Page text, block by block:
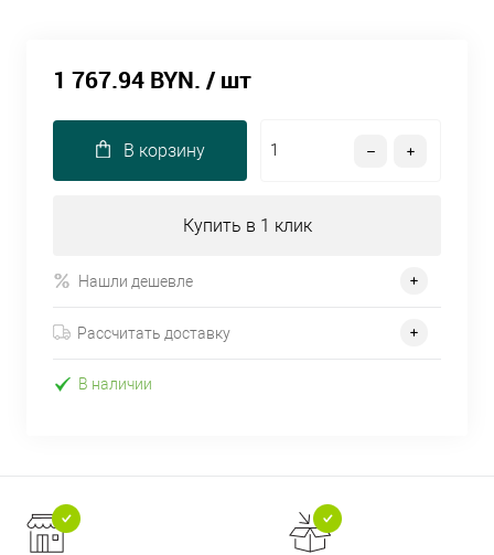
1 767.94 BYN. / шт
В корзину
Купить в 1 клик
Нашли дешевле
Рассчитать доставку
В наличии